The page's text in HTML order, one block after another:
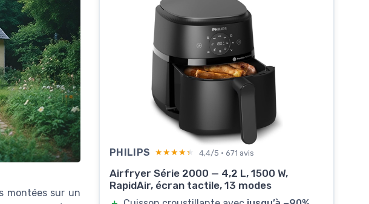
montées sur un
PHILIPS ★★★★★
★★★★★ 4,4/5 · 671 avis
Airfryer Série 2000 — 4,2 L, 1500 W,
RapidAir, écran tactile, 13 modes